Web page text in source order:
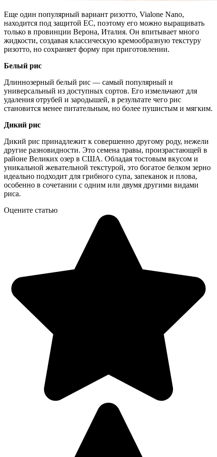
Еще один популярный вариант ризотто, Vialone Nano,
находится под защитой ЕС, поэтому его можно выращивать
только в провинции Верона, Италия. Он впитывает много
жидкости, создавая классическую кремообразную текстуру
ризотто, но сохраняет форму при приготовлении.
Белый рис
Длиннозерный белый рис — самый популярный и
универсальный из доступных сортов. Его измельчают для
удаления отрубей и зародышей, в результате чего рис
становится менее питательным, но более пушистым и мягким.
Дикий рис
Дикий рис принадлежит к совершенно другому роду, нежели
другие разновидности. Это семена травы, произрастающей в
районе Великих озер в США. Обладая тостовым вкусом и
уникальной жевательной текстурой, это богатое белком зерно
идеально подходит для грибного супа, запеканок и плова,
особенно в сочетании с одним или двумя другими видами
риса.
Оцените статью